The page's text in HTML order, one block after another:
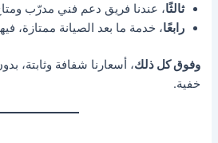
ثالثًا، عندنا فريق دعم فني مدرّب
رابعًا، خدمة ما بعد الصيانة ممتازة،
وفوق كل ذلك، أسعارنا شفافة وثابتة،
خفية.